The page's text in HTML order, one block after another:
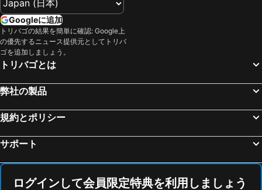
Googleに追加
トリバゴの結果を簡単に確認: Google上
の優先するニュース提供元としてトリバ
ゴを追加しましょう。
トリバゴとは
弊社の製品
規約とポリシー
サポート
ログインして会員限定特典を利用しましょう